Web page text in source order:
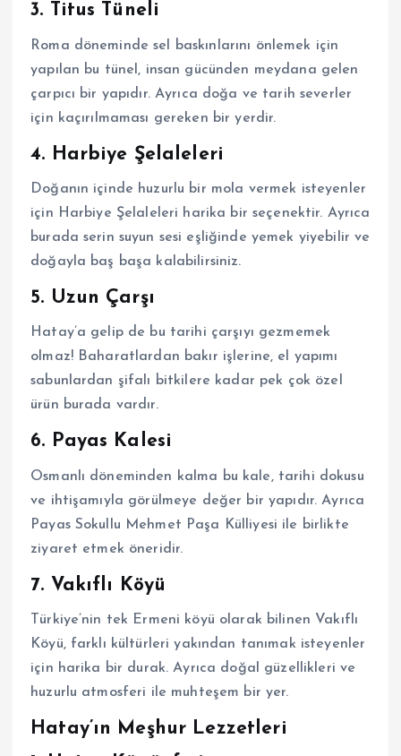
3. Titus Tüneli
Roma döneminde sel baskınlarını önlemek için
yapılan bu tünel, insan gücünden meydana gelen
çarpıcı bir yapıdır. Ayrıca doğa ve tarih severler
için kaçırılmaması gereken bir yerdir.
4. Harbiye Şelaleleri
Doğanın içinde huzurlu bir mola vermek isteyenler
için Harbiye Şelaleleri harika bir seçenektir. Ayrıca
burada serin suyun sesi eşliğinde yemek yiyebilir ve
doğayla baş başa kalabilirsiniz.
5. Uzun Çarşı
Hatay’a gelip de bu tarihi çarşıyı gezmemek
olmaz! Baharatlardan bakır işlerine, el yapımı
sabunlardan şifalı bitkilere kadar pek çok özel
ürün burada vardır.
6. Payas Kalesi
Osmanlı döneminden kalma bu kale, tarihi dokusu
ve ihtişamıyla görülmeye değer bir yapıdır. Ayrıca
Payas Sokullu Mehmet Paşa Külliyesi ile birlikte
ziyaret etmek öneridir.
7. Vakıflı Köyü
Türkiye’nin tek Ermeni köyü olarak bilinen Vakıflı
Köyü, farklı kültürleri yakından tanımak isteyenler
için harika bir durak. Ayrıca doğal güzellikleri ve
huzurlu atmosferi ile muhteşem bir yer.
Hatay’ın Meşhur Lezzetleri